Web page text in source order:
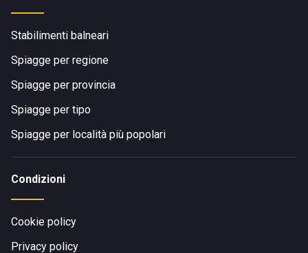
Stabilimenti balneari
Spiagge per regione
Spiagge per provincia
Spiagge per tipo
Spiagge per località più popolari
Condizioni
Cookie policy
Privacy policy